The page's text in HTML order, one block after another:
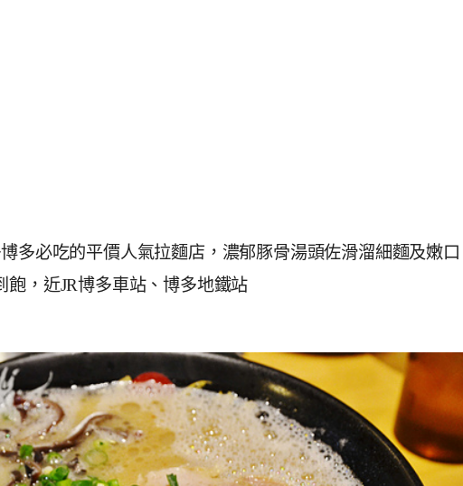
多必吃的平價人氣拉麵店，濃郁豚骨湯頭佐滑溜細麵及嫩口
，近JR博多車站、博多地鐵站